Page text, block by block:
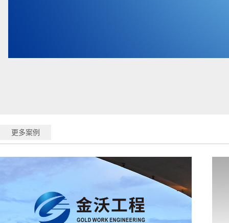
更多案例